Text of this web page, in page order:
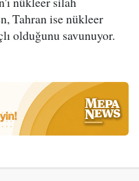
Tahran ise nükleer
olduğunu savunuyor.